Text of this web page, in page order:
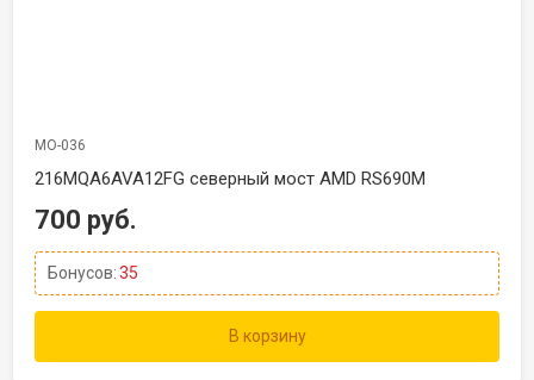
МО-036
216MQA6AVA12FG северный мост AMD RS690M
700 руб.
Бонусов:35
В корзину